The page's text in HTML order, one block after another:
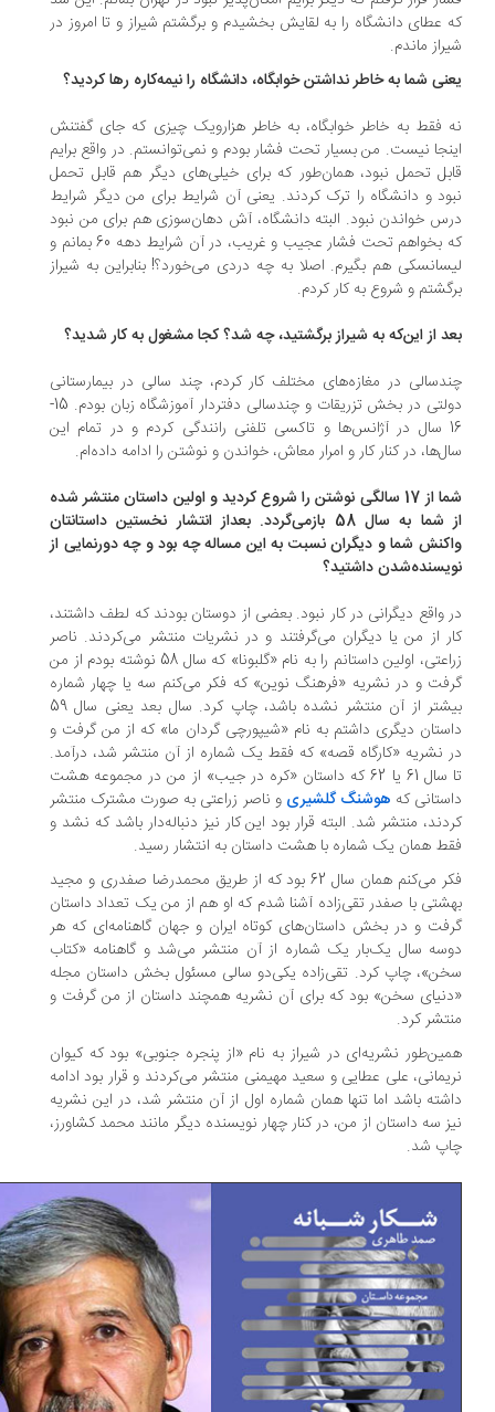
عطای دانشگاه را به لقایش بخشیدم و برگشتم شیراز و تا امروز در
ماندم.
شما به خاطر نداشتن خوابگاه، دانشگاه را نیمه‌کاره رها کردید؟
فقط به خاطر خوابگاه، به خاطر هزارویک چیزی که جای گفتنش
نیست. من بسیار تحت فشار بودم و نمی‌توانستم. در واقع برایم
تحمل نبود، همان‌طور که برای خیلی‌های دیگر هم قابل تحمل
و دانشگاه را ترک کردند. یعنی آن شرایط برای من دیگر شرایط
خواندن نبود. البته دانشگاه، آش دهان‌سوزی هم برای من نبود
که بخواهم تحت فشار عجیب و غریب، در آن شرایط دهه 60 بمانم و
هم بگیرم. اصلا به چه دردی می‌خورد؟! بنابراین به شیراز
و شروع به کار کردم.
از این‌که به شیراز برگشتید، چه شد؟ کجا مشغول به کار شدید؟
در مغازه‌های مختلف کار کردم، چند سالی در بیمارستانی
دولتی در بخش تزریقات و چندسالی دفتردار آموزشگاه زبان بودم. 15-
16 سال در آژانس‌ها و تاکسی تلفنی رانندگی کردم و در تمام این
در کنار کار و امرار معاش، خواندن و نوشتن را ادامه داده‌ام.
شما از 17 سالگی نوشتن را شروع کردید و اولین داستان منتشر شده
از شما به سال 58 بازمی‌گردد. بعداز انتشار نخستین داستانتان
شما و دیگران نسبت به این مساله چه بود و چه دورنمایی از
داشتید؟
واقع دیگرانی در کار نبود. بعضی از دوستان بودند که لطف داشتند،
از من یا دیگران می‌گرفتند و در نشریات منتشر می‌کردند. ناصر
زراعتی، اولین داستانم را به نام «گلبونا» که سال 58 نوشته بودم از من
و در نشریه «فرهنگ نوین» که فکر می‌کنم سه یا چهار شماره
بیشتر از آن منتشر نشده باشد، چاپ کرد. سال بعد یعنی سال 59
دیگری داشتم به نام «شیپورچی گردان ما» که از من گرفت و
نشریه «کارگاه قصه» که فقط یک شماره از آن منتشر شد، درآمد.
تا سال 61 یا 62 که داستان «کره در جیب» از من در مجموعه‌ هشت
کههوشنگ گلشیریو ناصر زراعتی به صورت مشترک منتشر
منتشر شد. البته قرار بود این کار نیز دنباله‌دار باشد که نشد و
همان یک شماره با هشت داستان به انتشار رسید.
فکر می‌کنم همان سال 62 بود که از طریق محمدرضا صفدری و مجید
با صفدر تقی‌زاده آشنا شدم که او هم از من یک تعداد داستان
و در بخش داستان‌های کوتاه ایران و جهان گاهنامه‌ای که هر
سال یک‌بار یک شماره از آن منتشر می‌شد و گاهنامه «کتاب
چاپ کرد. تقی‌زاده یکی‌دو سالی مسئول بخش داستان مجله
سخن» بود که برای آن نشریه همچند داستان از من گرفت و
کرد.
نشریه‌ای در شیراز به نام «از پنجره جنوبی» بود که کیوان
علی عطایی و سعید مهیمنی منتشر می‌کردند و قرار بود ادامه
باشد اما تنها همان شماره اول از آن منتشر شد، در این نشریه
سه داستان از من، در کنار چهار نویسنده دیگر مانند محمد کشاورز،
شد.